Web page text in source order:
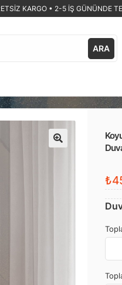
KARGO • 2-5 İŞ GÜNÜNDE
ARA